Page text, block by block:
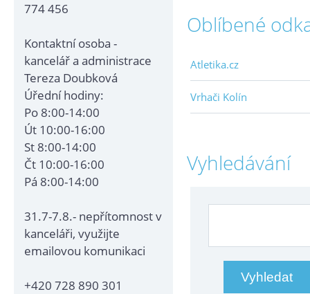
774 456
Kontaktní osoba -
kancelář a administrace
Tereza Doubková
Úřední hodiny:
Po 8:00-14:00
Út 10:00-16:00
St 8:00-14:00
Čt 10:00-16:00
Pá 8:00-14:00
31.7-7.8.- nepřítomnost v
kanceláři, využijte
emailovou komunikaci
+420 728 890 301
Oblíbené
Atletika.cz
Vrhači Kolín
Vyhledávání